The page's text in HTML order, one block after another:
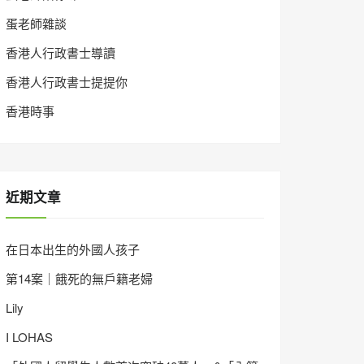
蛋老師雜談
香港人行政書士導讀
香港人行政書士提提你
香港時事
近期文章
在日本出生的外國人孩子
第14案｜餓死的無戶籍老婦
Lily
I LOHAS